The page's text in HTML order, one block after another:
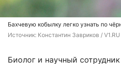
Бахчевую кобылку легко узнать по
Источник: Константин Завриков / V1.RU
Биолог и научный